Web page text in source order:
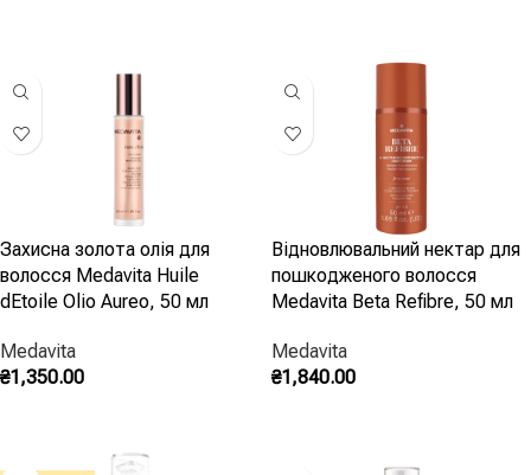
Захисна золота олія для
волосся Medavita Huile
dEtoile Olio Aureo, 50 мл
Medavita
₴1,350.00
Відновлювальний нектар для
пошкодженого волосся
Medavita Beta Refibre, 50 мл
Medavita
₴1,840.00